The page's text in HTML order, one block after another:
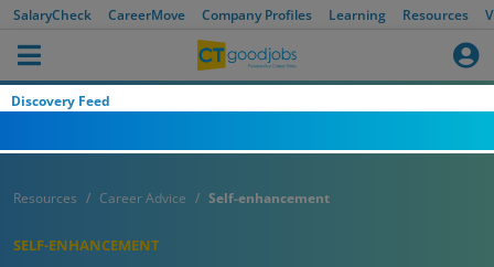
SalaryCheck CareerMove Company Profiles Learning Resources
Discovery Feed
Resources Career Advice Self-enhancement
SELF-ENHANCEMENT